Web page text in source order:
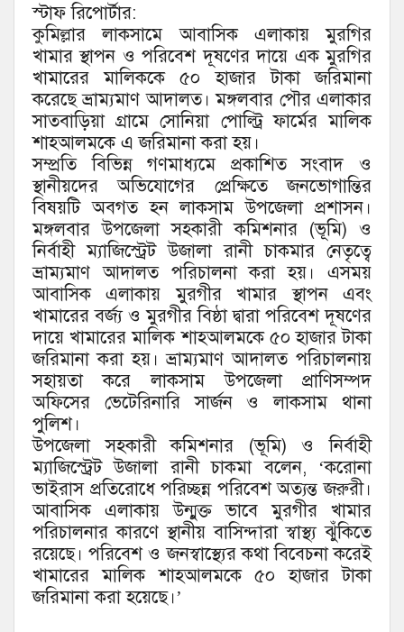
স্টাফ রিপোর্টার:
কুমিল্লার লাকসামে আবাসিক এলাকায় মুরগির
খামার স্থাপন ও পরিবেশ দূষণের দায়ে এক মুরগির
খামারের মালিককে ৫০ হাজার টাকা জরিমানা
করেছে ভ্রাম্যমাণ আদালত। মঙ্গলবার পৌর এলাকার
সাতবাড়িয়া গ্রামে সোনিয়া পোল্ট্রি ফার্মের মালিক
শাহআলমকে এ জরিমানা করা হয়।
সম্প্রতি বিভিন্ন গণমাধ্যমে প্রকাশিত সংবাদ ও
স্থানীয়দের অভিযোগের প্রেক্ষিতে জনভোগান্তির
বিষয়টি অবগত হন লাকসাম উপজেলা প্রশাসন।
মঙ্গলবার উপজেলা সহকারী কমিশনার (ভূমি) ও
নির্বাহী ম্যাজিস্ট্রেট উজালা রানী চাকমার নেতৃত্বে
ভ্রাম্যমাণ আদালত পরিচালনা করা হয়। এসময়
আবাসিক এলাকায় মুরগীর খামার স্থাপন এবং
খামারের বর্জ্য ও মুরগীর বিষ্ঠা দ্বারা পরিবেশ দূষণের
দায়ে খামারের মালিক শাহআলমকে ৫০ হাজার টাকা
জরিমানা করা হয়। ভ্রাম্যমাণ আদালত পরিচালনায়
সহায়তা করে লাকসাম উপজেলা প্রাণিসম্পদ
অফিসের ভেটেরিনারি সার্জন ও লাকসাম থানা
পুলিশ।
উপজেলা সহকারী কমিশনার (ভূমি) ও নির্বাহী
ম্যাজিস্ট্রেট উজালা রানী চাকমা বলেন, ‘করোনা
ভাইরাস প্রতিরোধে পরিচ্ছন্ন পরিবেশ অত্যন্ত জরুরী।
আবাসিক এলাকায় উন্মুক্ত ভাবে মুরগীর খামার
পরিচালনার কারণে স্থানীয় বাসিন্দারা স্বাস্থ্য ঝুঁকিতে
রয়েছে। পরিবেশ ও জনস্বাস্থ্যের কথা বিবেচনা করেই
খামারের মালিক শাহআলমকে ৫০ হাজার টাকা
জরিমানা করা হয়েছে।’